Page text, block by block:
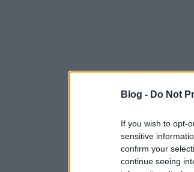
Blog - Do Not
If you wish to opt-
sensitive
confirm your
continue seeing